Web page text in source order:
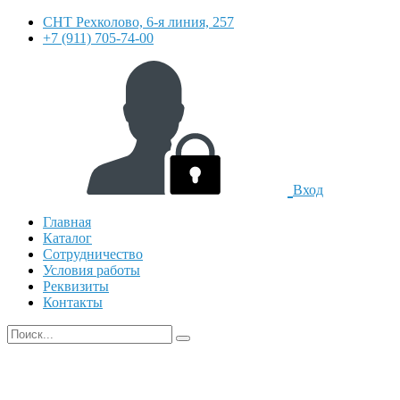
СНТ Рехколово, 6-я линия, 257
+7 (911) 705-74-00
Вход
Главная
Каталог
Сотрудничество
Условия работы
Реквизиты
Контакты